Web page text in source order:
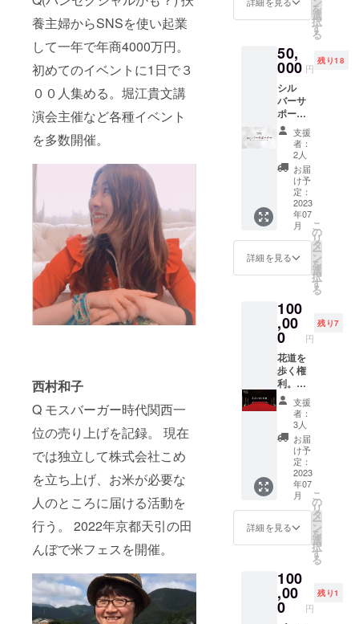
養主婦からSNSを使い起業
して一年で年商4000万円。
初めてのイベントに1日で３
００人集める。堀江貴文講
演会主催など各種イベント
を多数開催。
西村和子
Q モスバーガー時代関西一
位の売り上げを記録。 現在
では独立して株式会社こめ
を立ち上げ、お米が必要な
人のところに届ける活動を
行う。 2022年京都天引の田
んぼで米フェスを開催。
友達と
一緒
かにプ
レゼン
トした
い方は
こちら
からま
とめて
お買い
求めく
ださ
い。
を
選
択
す
る
50,
000 円
残り18
シル
バーサ
ポー
ター
（７月1
日レイ
ンボー
フェス
in南座)
会場で
貴社名
をスク
リーン
に掲
載。
WEBサ
ロゴ(小)
掲載。
一般席2
名ご招
待
支援
者：
2人
お届
け予
定：
2023
年07
月
詳細を見る
こ
の
リ
タ
ー
ン
を
選
択
す
る
100
,00
0 円
残り7
花道を
歩く権
利。
（７月1
日レイ
ンボー
フェス
in南
座）
（一部
と二部
の間の
時間）
気分は
スー
パーモ
ファッ
ション
ショー
のイ
支援
者：
3人
お届
け予
定：
2023
年07
月
詳細を見る
こ
の
リ
タ
ー
ン
を
選
択
す
る
100
,00
0 円
残り1